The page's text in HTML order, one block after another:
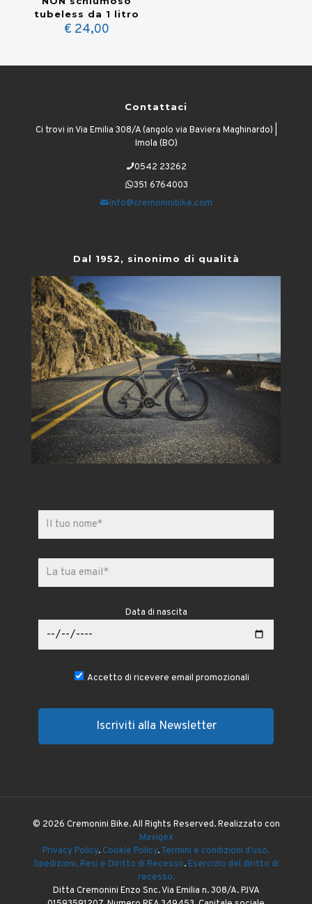
tubeless da 1 litro
€ 24,00
Contattaci
Ci trovi in Via Emilia 308/A (angolo via Baviera Maghinardo) |
Imola (BO)
0542 23262
351 6764003
info@cremoninibike.com
Dal 1952, sinonimo di qualità
Data di nascita
Accetto di ricevere email promozionali
© 2026 Cremonini Bike. All Rights Reserved. Realizzato con
Mavigex
Privacy Policy. Cookie Policy.Termini e condizioni d'uso.
Spedizioni, Resi e Diritto di Recesso. Esercizio del diritto di
recesso.
Ditta Cremonini Enzo Snc. Via Emilia n. 308/A. P.IVA